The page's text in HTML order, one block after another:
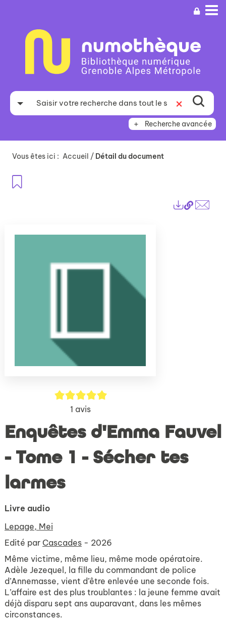
recherche
Recherche avancée
Vous êtes ici : Accueil / Détail du document
Lien
5/5
1 avis
Enquêtes d'Emma Fauvel
- Tome 1 - Sécher tes
larmes
Livre audio
Lepage, Mei
Edité par Cascades - 2026
Même victime, même lieu, même mode opératoire.
Adèle Jezequel, la fille du commandant de police
d’Annemasse, vient d’être enlevée une seconde fois.
L’affaire est des plus troublantes : la jeune femme avait
déjà disparu sept ans auparavant, dans les mêmes
circonstances.